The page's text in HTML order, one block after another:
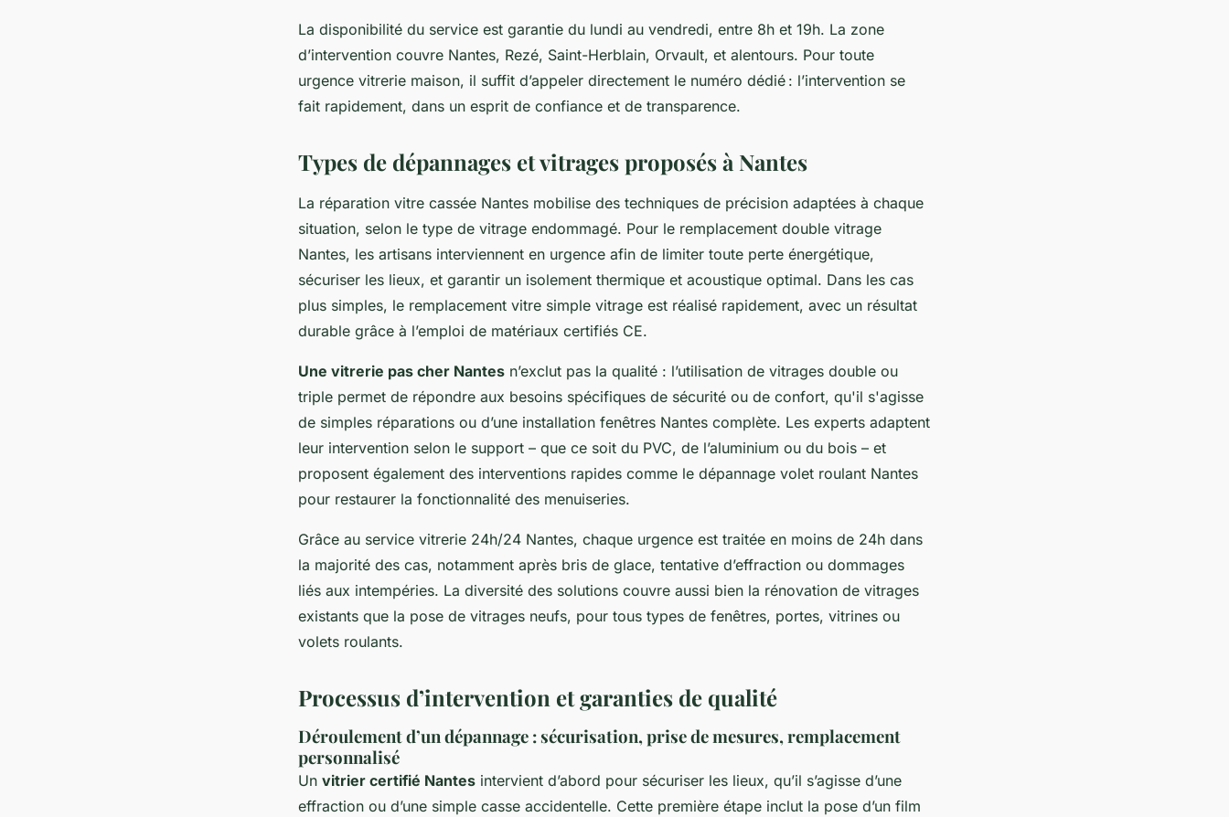
La disponibilité du service est garantie du lundi au vendredi, entre 8h et 19h. La zone
d’intervention couvre Nantes, Rezé, Saint-Herblain, Orvault, et alentours. Pour toute
urgence vitrerie maison, il suffit d’appeler directement le numéro dédié : l’intervention se
fait rapidement, dans un esprit de confiance et de transparence.
Types de dépannages et vitrages proposés à Nantes
La réparation vitre cassée Nantes mobilise des techniques de précision adaptées à chaque
situation, selon le type de vitrage endommagé. Pour le remplacement double vitrage
Nantes, les artisans interviennent en urgence afin de limiter toute perte énergétique,
sécuriser les lieux, et garantir un isolement thermique et acoustique optimal. Dans les cas
plus simples, le remplacement vitre simple vitrage est réalisé rapidement, avec un résultat
durable grâce à l’emploi de matériaux certifiés CE.
Une vitrerie pas cher Nantes n’exclut pas la qualité : l’utilisation de vitrages double ou
triple permet de répondre aux besoins spécifiques de sécurité ou de confort, qu'il s'agisse
de simples réparations ou d’une installation fenêtres Nantes complète. Les experts adaptent
leur intervention selon le support – que ce soit du PVC, de l’aluminium ou du bois – et
proposent également des interventions rapides comme le dépannage volet roulant Nantes
pour restaurer la fonctionnalité des menuiseries.
Grâce au service vitrerie 24h/24 Nantes, chaque urgence est traitée en moins de 24h dans
la majorité des cas, notamment après bris de glace, tentative d’effraction ou dommages
liés aux intempéries. La diversité des solutions couvre aussi bien la rénovation de vitrages
existants que la pose de vitrages neufs, pour tous types de fenêtres, portes, vitrines ou
volets roulants.
Processus d’intervention et garanties de qualité
Déroulement d’un dépannage : sécurisation, prise de mesures, remplacement
personnalisé
Un vitrier certifié Nantes intervient d’abord pour sécuriser les lieux, qu’il s’agisse d’une
effraction ou d’une simple casse accidentelle. Cette première étape inclut la pose d’un film